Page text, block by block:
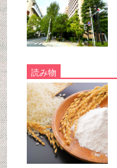
読み物